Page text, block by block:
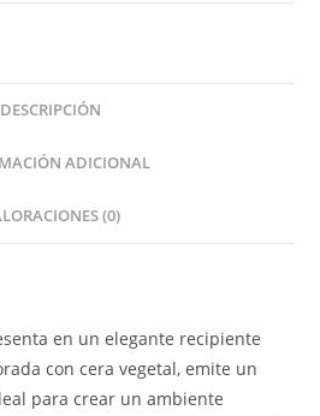
DESCRIPCIÓN
ADICIONAL
(0)
en un elegante recipiente
con cera vegetal, emite un
para crear un ambiente